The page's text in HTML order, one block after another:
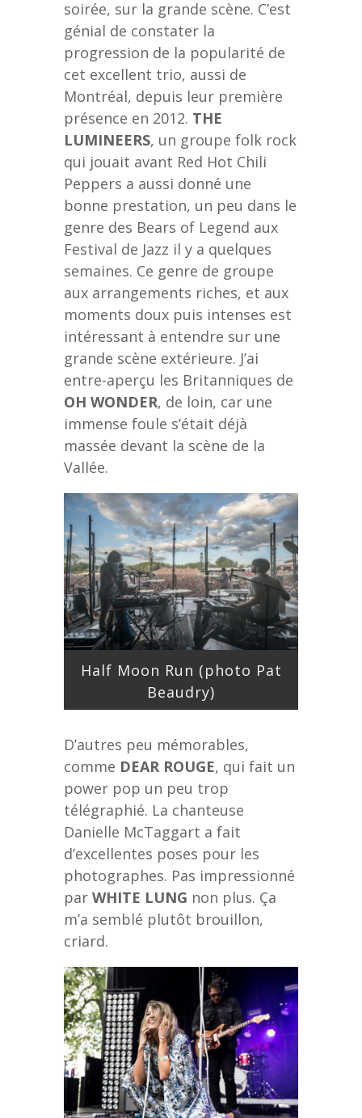
soirée, sur la grande scène. C’est
génial de constater la
progression de la popularité de
cet excellent trio, aussi de
Montréal, depuis leur première
présence en 2012. THE
LUMINEERS, un groupe folk rock
qui jouait avant Red Hot Chili
Peppers a aussi donné une
bonne prestation, un peu dans le
genre des Bears of Legend aux
Festival de Jazz il y a quelques
semaines. Ce genre de groupe
aux arrangements riches, et aux
moments doux puis intenses est
intéressant à entendre sur une
grande scène extérieure. J’ai
entre-aperçu les Britanniques de
OH WONDER, de loin, car une
immense foule s’était déjà
massée devant la scène de la
Vallée.
Half Moon Run (photo Pat
Beaudry)
D’autres peu mémorables,
comme DEAR ROUGE, qui fait un
power pop un peu trop
télégraphié. La chanteuse
Danielle McTaggart a fait
d’excellentes poses pour les
photographes. Pas impressionné
par WHITE LUNG non plus. Ça
m’a semblé plutôt brouillon,
criard.